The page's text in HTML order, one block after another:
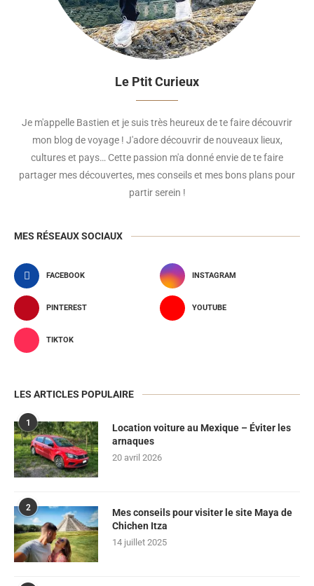
Le Ptit Curieux
Je m'appelle Bastien et je suis très heureux de te faire découvrir
mon blog de voyage ! J'adore découvrir de nouveaux lieux,
cultures et pays… Cette passion m'a donné envie de te faire
partager mes découvertes, mes conseils et mes bons plans pour
partir serein !
MES RÉSEAUX SOCIAUX
FACEBOOK INSTAGRAM
PINTEREST YOUTUBE
TIKTOK
LES ARTICLES POPULAIRE
1
Location voiture au Mexique – Éviter les
arnaques
20 avril 2026
2
Mes conseils pour visiter le site Maya de
Chichen Itza
14 juillet 2025